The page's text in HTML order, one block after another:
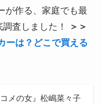
が作る、家庭でも最
査しました！
＞＞
ーは？どこで買える
メの女』松嶋菜々子